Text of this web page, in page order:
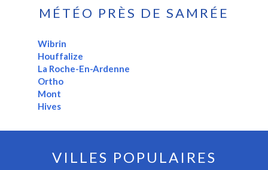
MÉTÉO PRÈS DE SAMRÉE
Wibrin
Houffalize
La Roche-En-Ardenne
Ortho
Mont
Hives
VILLES POPULAIRES